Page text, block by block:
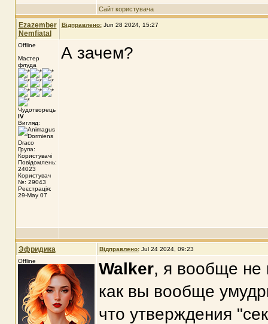
Сайт користувача
Ezazember
Nemfiatal
Відправлено: Jun 28 2024, 15:27
Offline
Мастер
флуда
Чудотворець
IV
Вигляд:
Група:
Користувачі
Повідомлень:
24023
Користувач
№: 29043
Реєстрація:
29-May 07
А зачем?
Эфридика Відправлено: Jul 24 2024, 09:23
Offline
Walker, я вообще не
как вы вообще
что утверждения